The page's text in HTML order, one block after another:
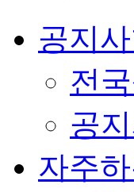
공지
전
공
자주